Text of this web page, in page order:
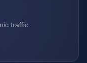
traffic